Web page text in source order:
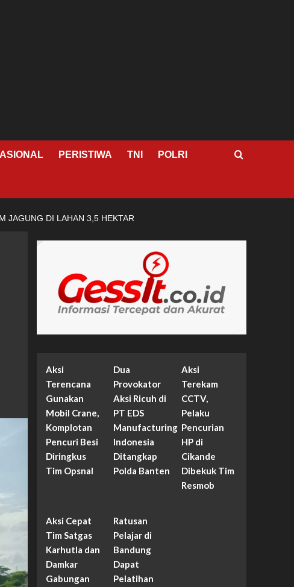
PERISTIWA TNI POLRI
JAGUNG DI LAHAN 3,5 HEKTAR
Aksi
Terencana
Gunakan
Mobil Crane,
Komplotan
Pencuri Besi
Diringkus
Tim Opsnal
Dua
Provokator
Aksi Ricuh di
PT EDS
Manufacturing
Indonesia
Ditangkap
Polda Banten
Aksi
Terekam
CCTV,
Pelaku
Pencurian
HP di
Cikande
Dibekuk Tim
Resmob
Aksi Cepat
Tim Satgas
Karhutla dan
Damkar
Gabungan
Ratusan
Pelajar di
Bandung
Dapat
Pelatihan